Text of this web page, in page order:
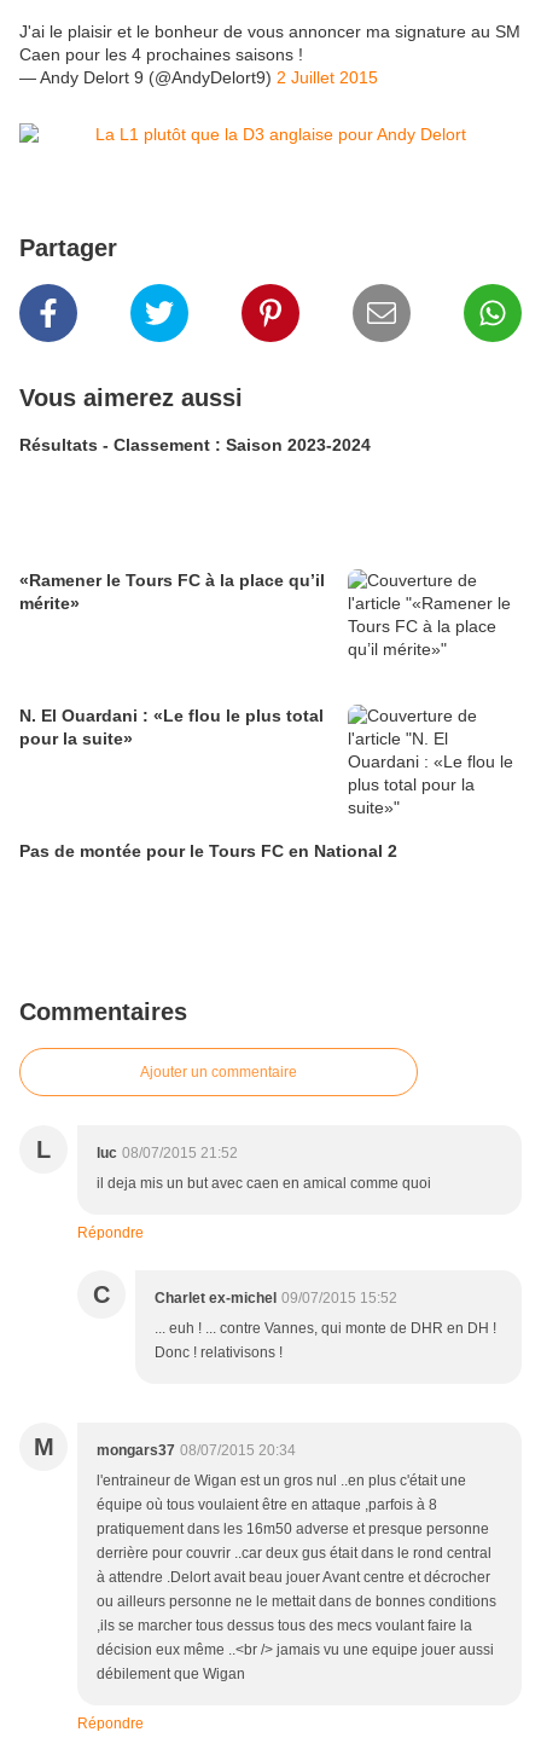
J'ai le plaisir et le bonheur de vous annoncer ma signature au SM
Caen pour les 4 prochaines saisons !
— Andy Delort 9 (@AndyDelort9) 2 Juillet 2015
Partager
Vous aimerez aussi
Résultats - Classement : Saison 2023-2024
«Ramener le Tours FC à la place qu’il
mérite»
N. El Ouardani : «Le flou le plus total
pour la suite»
Pas de montée pour le Tours FC en National 2
Commentaires
Ajouter un commentaire
L luc 08/07/2015 21:52
il deja mis un but avec caen en amical comme quoi
Répondre
C Charlet ex-michel 09/07/2015 15:52
... euh ! ... contre Vannes, qui monte de DHR en DH !
Donc ! relativisons !
M mongars37 08/07/2015 20:34
l'entraineur de Wigan est un gros nul ..en plus c'était une
équipe où tous voulaient être en attaque ,parfois à 8
pratiquement dans les 16m50 adverse et presque personne
derrière pour couvrir ..car deux gus était dans le rond central
à attendre .Delort avait beau jouer Avant centre et décrocher
ou ailleurs personne ne le mettait dans de bonnes conditions
,ils se marcher tous dessus tous des mecs voulant faire la
décision eux même ..<br /> jamais vu une equipe jouer aussi
débilement que Wigan
Répondre